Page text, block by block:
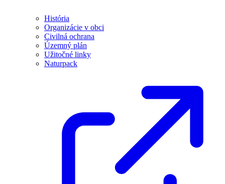
História
Organizácie v obci
Civilná ochrana
Územný plán
Užitočné linky
Naturpack